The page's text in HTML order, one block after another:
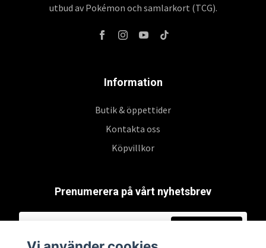
utbud av Pokémon och samlarkort (TCG).
Information
Butik & öppettider
Kontakta oss
Köpvillkor
Prenumerera på vårt nyhetsbrev